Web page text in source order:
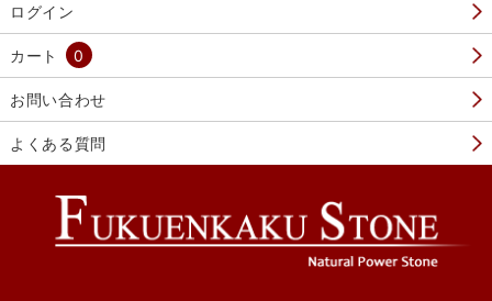
ログイン
カート 0
お問い合わせ
よくある質問